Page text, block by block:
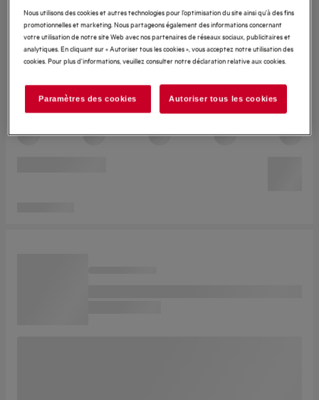
Nous utilisons des cookies et autres technologies pour l’optimisation du site ainsi qu’à des fins
promotionnelles et marketing. Nous partageons également des informations concernant
votre utilisation de notre site Web avec nos partenaires de réseaux sociaux, publicitaires et
analytiques. En cliquant sur « Autoriser tous les cookies », vous acceptez notre utilisation des
cookies. Pour plus d'informations, veuillez consulter notre déclaration relative aux cookies.
Paramètres des cookies Autoriser tous les cookies